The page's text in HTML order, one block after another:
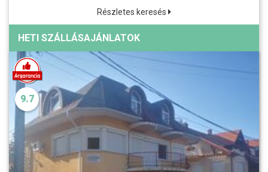
Részletes keresés
HETI SZÁLLÁSAJÁNLATOK
9.7